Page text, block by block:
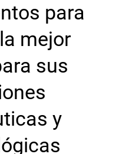
para
mejor
sus
y